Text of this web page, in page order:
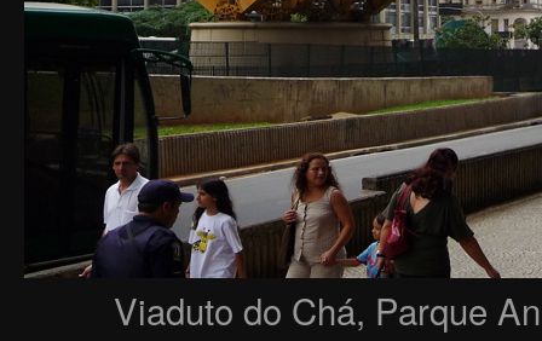
Viaduto do Chá, Parque